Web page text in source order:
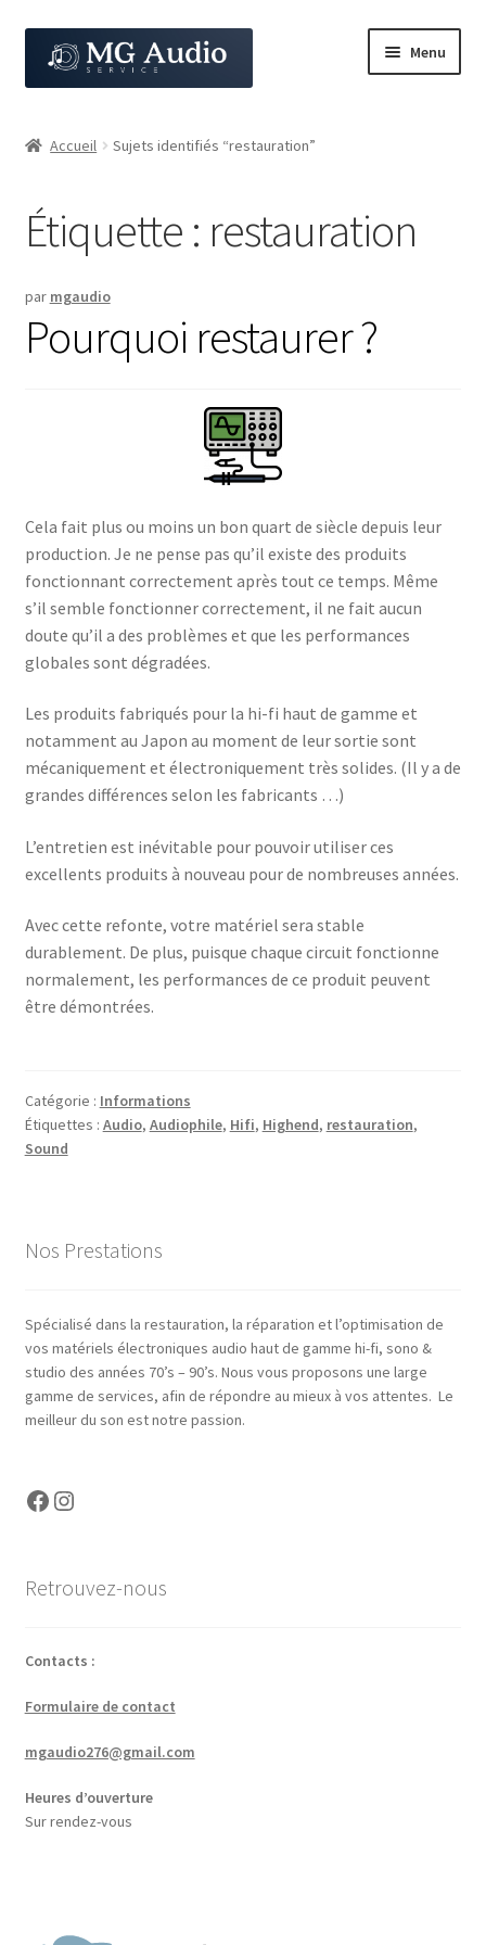
Aller
la
Aller
contenu
Menu
Savoir faire de l’atelier
Les marques déjà prises en charge
Pourquoi restaurer ?
Accueil Sujets identifiés “restauration”
Étiquette : restauration
par mgaudio
Pourquoi restaurer ?
Cela fait plus ou moins un bon quart de siècle depuis leur
production. Je ne pense pas qu’il existe des produits
fonctionnant correctement après tout ce temps. Même
s’il semble fonctionner correctement, il ne fait aucun
doute qu’il a des problèmes et que les performances
globales sont dégradées.
Les produits fabriqués pour la hi-fi haut de gamme et
notamment au Japon au moment de leur sortie sont
mécaniquement et électroniquement très solides. (Il y a de
grandes différences selon les fabricants …)
L’entretien est inévitable pour pouvoir utiliser ces
excellents produits à nouveau pour de nombreuses années.
Avec cette refonte, votre matériel sera stable
durablement. De plus, puisque chaque circuit fonctionne
normalement, les performances de ce produit peuvent
être démontrées.
Catégorie : Informations
Étiquettes : Audio, Audiophile, Hifi, Highend, restauration,
Sound
Nos Prestations
Spécialisé dans la restauration, la réparation et l’optimisation de
vos matériels électroniques audio haut de gamme hi-fi, sono &
studio des années 70’s – 90’s. Nous vous proposons une large
gamme de services, afin de répondre au mieux à vos attentes. Le
meilleur du son est notre passion.
Facebook
Instagram
Retrouvez-nous
Contacts :
Formulaire de contact
mgaudio276@gmail.com
Heures d’ouverture
Sur rendez-vous